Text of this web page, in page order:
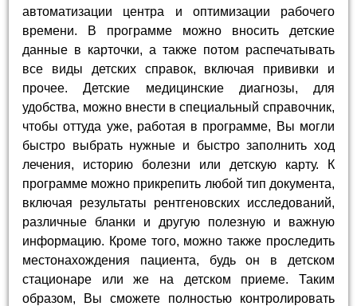
автоматизации центра и оптимизации рабочего
времени. В программе можно вносить детские
данные в карточки, а также потом распечатывать
все виды детских справок, включая прививки и
прочее. Детские медицинские диагнозы, для
удобства, можно внести в специальный справочник,
чтобы оттуда уже, работая в программе, Вы могли
быстро выбрать нужные и быстро заполнить ход
лечения, историю болезни или детскую карту. К
программе можно прикрепить любой тип документа,
включая результаты рентгеновских исследований,
различные бланки и другую полезную и важную
информацию. Кроме того, можно также проследить
местонахождения пациента, будь он в детском
стационаре или же на детском приеме. Таким
образом, Вы сможете полностью контролировать